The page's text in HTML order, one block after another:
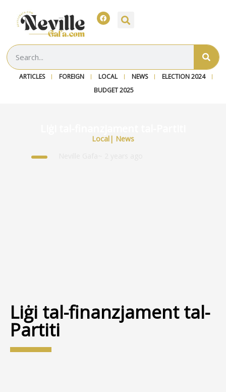
ARTICLES FOREIGN LOCAL NEWS
ELECTION 2024
BUDGET 2025
Local | News
Liġi tal-finanzjament tal-
Partiti